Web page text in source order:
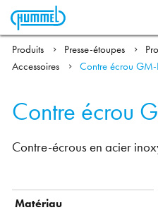
Produits Presse-étoupes
Accessoires
Contre écrou
Contre écrou
Contre-écrous en acier
Matériau